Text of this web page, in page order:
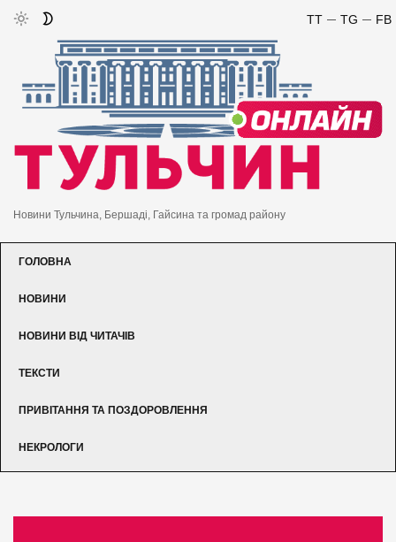
FB
TG
TT
Новини Тульчина, Бершаді, Гайсина та громад району
ГОЛОВНА
НОВИНИ
НОВИНИ ВІД ЧИТАЧІВ
ТЕКСТИ
ПРИВІТАННЯ ТА ПОЗДОРОВЛЕННЯ
НЕКРОЛОГИ